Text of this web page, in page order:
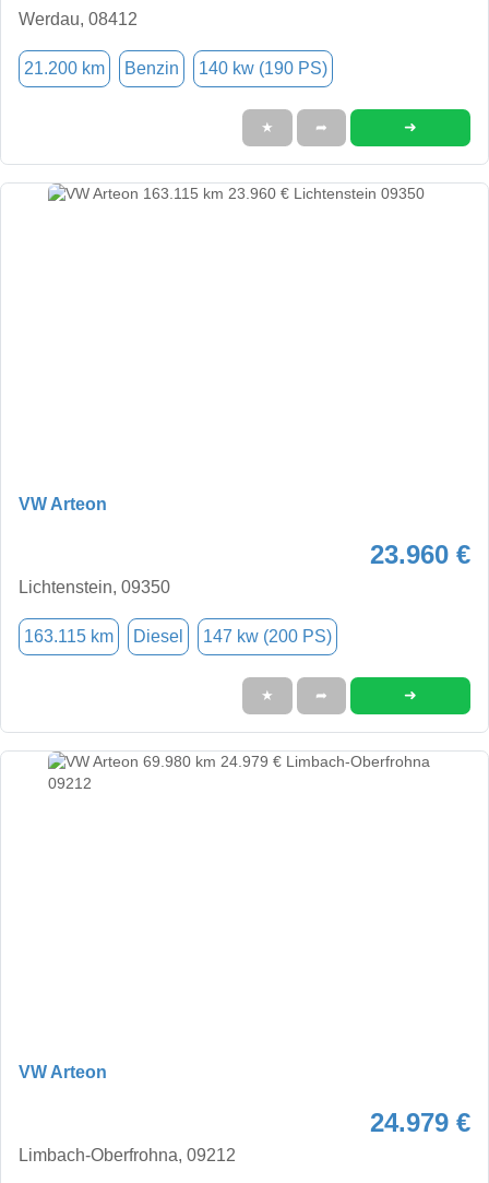
Werdau, 08412
21.200 km Benzin 140 kw (190 PS)
★ ➦ ➜
VW Arteon
23.960 €
Lichtenstein, 09350
163.115 km Diesel 147 kw (200 PS)
★ ➦ ➜
VW Arteon
24.979 €
Limbach-Oberfrohna, 09212